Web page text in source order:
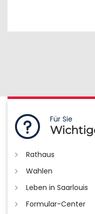
Für Sie
Rathaus
Wahlen
Leben in Saarlouis
Formular-Center